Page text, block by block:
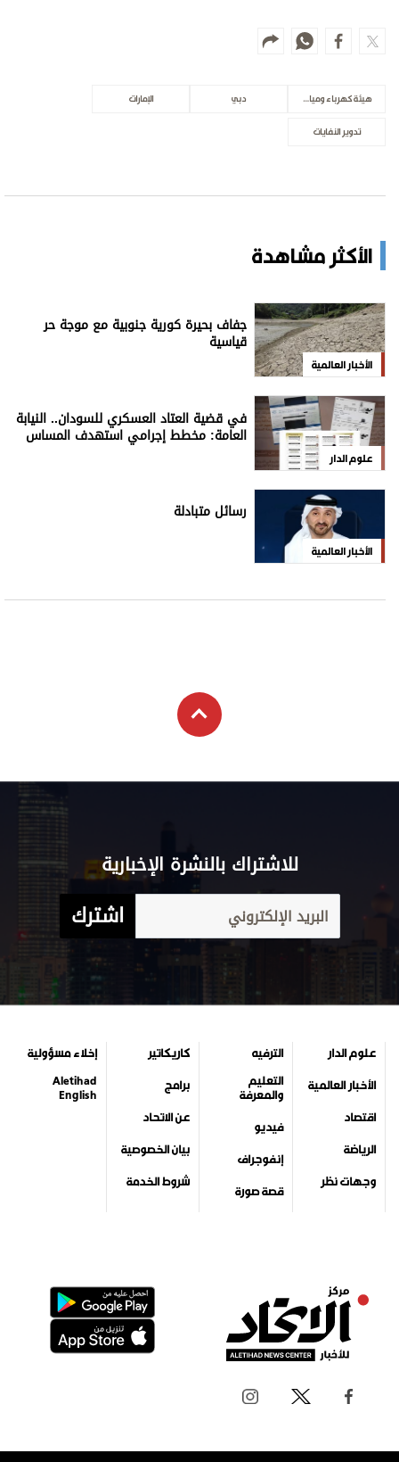
هيئة كهرباء ومياه دبي دبي الإمارات
تدوير النفايات
الأكثر مشاهدة
الأخبار العالمية
جفاف بحيرة كورية جنوبية مع موجة حر
قياسية
علوم الدار
في قضية العتاد العسكري للسودان.. النيابة
العامة: مخطط إجرامي استهدف المساس
الأخبار العالمية
رسائل متبادلة
للاشتراك بالنشرة الإخبارية
اشترك
علوم الدار
الأخبار العالمية
اقتصاد
الرياضة
وجهات نظر
الترفيه
التعليم
والمعرفة
فيديو
إنفوجراف
قصة صورة
كاريكاتير
برامج
عن الاتحاد
بيان الخصوصية
شروط الخدمة
إخلاء مسؤولية
Aletihad
English